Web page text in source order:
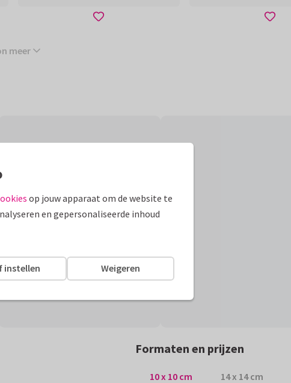
meer
Formaten en prijzen
10 x 10 cm 14 x 14 cm
op jouw apparaat om de website te
en gepersonaliseerde inhoud
Weigeren
instellen